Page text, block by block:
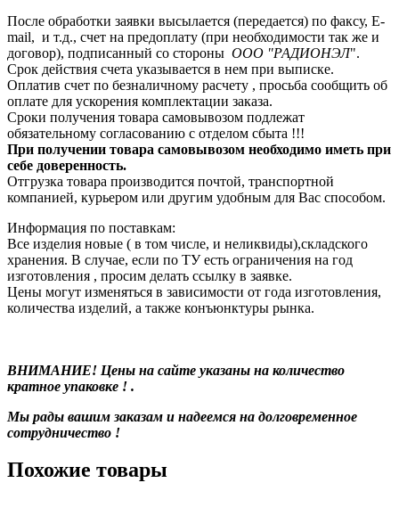
После обработки заявки высылается (передается) по факсу, E-
mail, и т.д., счет на предоплату (при необходимости так же и
договор), подписанный со стороны ООО "РАДИОНЭЛ".
Срок действия счета указывается в нем при выписке.
Оплатив счет по безналичному расчету , просьба сообщить об
оплате для ускорения комплектации заказа.
Сроки получения товара самовывозом подлежат
обязательному согласованию с отделом сбыта !!!
При получении товара самовывозом необходимо иметь при
себе доверенность.
Отгрузка товара производится почтой, транспортной
компанией, курьером или другим удобным для Вас способом.
Информация по поставкам:
Все изделия новые ( в том числе, и неликвиды),складского
хранения. В случае, если по ТУ есть ограничения на год
изготовления , просим делать ссылку в заявке.
Цены могут изменяться в зависимости от года изготовления,
количества изделий, а также конъюнктуры рынка.
ВНИМАНИЕ! Цены на сайте указаны на количество
кратное упаковке ! .
Мы рады вашим заказам и надеемся на долговременное
сотрудничество !
Похожие товары